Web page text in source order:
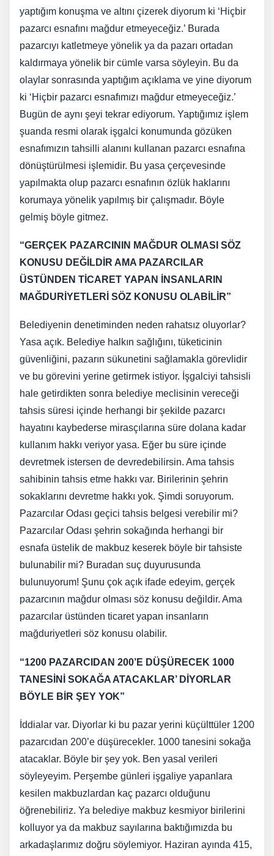
yaptığım konuşma ve altını çizerek diyorum ki ‘Hiçbir
pazarcı esnafını mağdur etmeyeceğiz.’ Burada
pazarcıyı katletmeye yönelik ya da pazarı ortadan
kaldırmaya yönelik bir cümle varsa söyleyin. Bu da
olaylar sonrasında yaptığım açıklama ve yine diyorum
ki ‘Hiçbir pazarcı esnafımızı mağdur etmeyeceğiz.’
Bugün de aynı şeyi tekrar ediyorum. Yaptığımız işlem
şuanda resmi olarak işgalci konumunda gözüken
esnafımızın tahsilli alanını kullanan pazarcı esnafına
dönüştürülmesi işlemidir. Bu yasa çerçevesinde
yapılmakta olup pazarcı esnafının özlük haklarını
korumaya yönelik yapılmış bir çalışmadır. Böyle
gelmiş böyle gitmez.
“GERÇEK PAZARCININ MAĞDUR OLMASI SÖZ
KONUSU DEĞİLDİR AMA PAZARCILAR
ÜSTÜNDEN TİCARET YAPAN İNSANLARIN
MAĞDURİYETLERİ SÖZ KONUSU OLABİLİR”
Belediyenin denetiminden neden rahatsız oluyorlar?
Yasa açık. Belediye halkın sağlığını, tüketicinin
güvenliğini, pazarın sükunetini sağlamakla görevlidir
ve bu görevini yerine getirmek istiyor. İşgalciyi tahsisli
hale getirdikten sonra belediye meclisinin vereceği
tahsis süresi içinde herhangi bir şekilde pazarcı
hayatını kaybederse mirasçılarına süre dolana kadar
kullanım hakkı veriyor yasa. Eğer bu süre içinde
devretmek istersen de devredebilirsin. Ama tahsis
sahibinin tahsis etme hakkı var. Birilerinin şehrin
sokaklarını devretme hakkı yok. Şimdi soruyorum.
Pazarcılar Odası geçici tahsis belgesi verebilir mi?
Pazarcılar Odası şehrin sokağında herhangi bir
esnafa üstelik de makbuz keserek böyle bir tahsiste
bulunabilir mi? Buradan suç duyurusunda
bulunuyorum! Şunu çok açık ifade edeyim, gerçek
pazarcının mağdur olması söz konusu değildir. Ama
pazarcılar üstünden ticaret yapan insanların
mağduriyetleri söz konusu olabilir.
“1200 PAZARCIDAN 200’E DÜŞÜRECEK 1000
TANESİNİ SOKAĞA ATACAKLAR’ DİYORLAR
BÖYLE BİR ŞEY YOK”
İddialar var. Diyorlar ki bu pazar yerini küçülttüler 1200
pazarcıdan 200’e düşürecekler. 1000 tanesini sokağa
atacaklar. Böyle bir şey yok. Ben yasal verileri
söyleyeyim. Perşembe günleri işgaliye yapanlara
kesilen makbuzlardan kaç pazarcı olduğunu
öğrenebiliriz. Ya belediye makbuz kesmiyor birilerini
kolluyor ya da makbuz sayılarına baktığımızda bu
arkadaşlarımız doğru söylemiyor. Haziran ayında 415,